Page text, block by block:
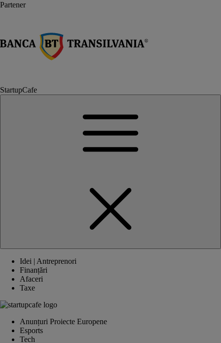
Partener
StartupCafe
Idei | Antreprenori
Finanțări
Afaceri
Taxe
Anunțuri Proiecte Europene
Esports
Tech